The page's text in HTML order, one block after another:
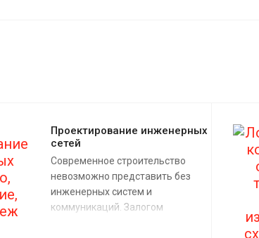
Проектирование инженерных
сетей
Современное строительство
невозможно представить без
инженерных систем и
коммуникаций. Залогом